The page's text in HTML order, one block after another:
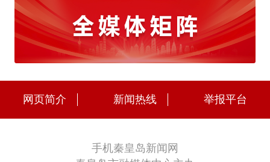
网页简介 新闻热线 举报平台
手机秦皇岛新闻网